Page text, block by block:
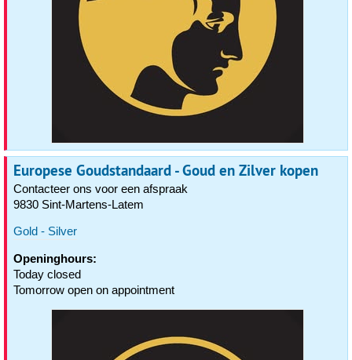
Europese Goudstandaard - Goud en Zilver kopen
Contacteer ons voor een afspraak
9830 Sint-Martens-Latem
Gold - Silver
Openinghours:
Today closed
Tomorrow open on appointment